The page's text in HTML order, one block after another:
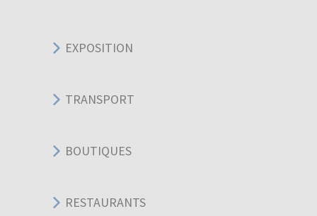
EXPOSITION
TRANSPORT
BOUTIQUES
RESTAURANTS